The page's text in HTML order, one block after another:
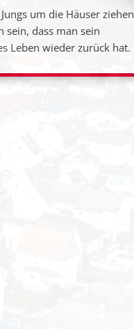
um die Häuser ziehen
sein, dass man sein
Leben wieder zurück hat.